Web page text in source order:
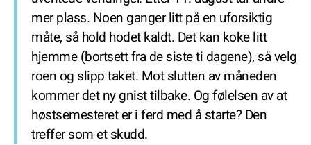
mer plass. Noen ganger litt på en uforsiktig
måte, så hold hodet kaldt. Det kan koke litt
hjemme (bortsett fra de siste ti dagene), så velg
roen og slipp taket. Mot slutten av måneden
kommer det ny gnist tilbake. Og følelsen av at
høstsemesteret er i ferd med å starte? Den
treffer som et skudd.